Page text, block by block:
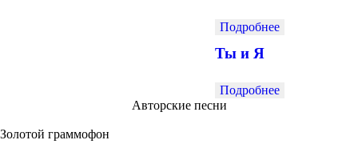
Подробнее
Ты и Я
Подробнее
Авторские песни
Золотой граммофон